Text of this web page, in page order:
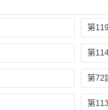
第
第
第72
第